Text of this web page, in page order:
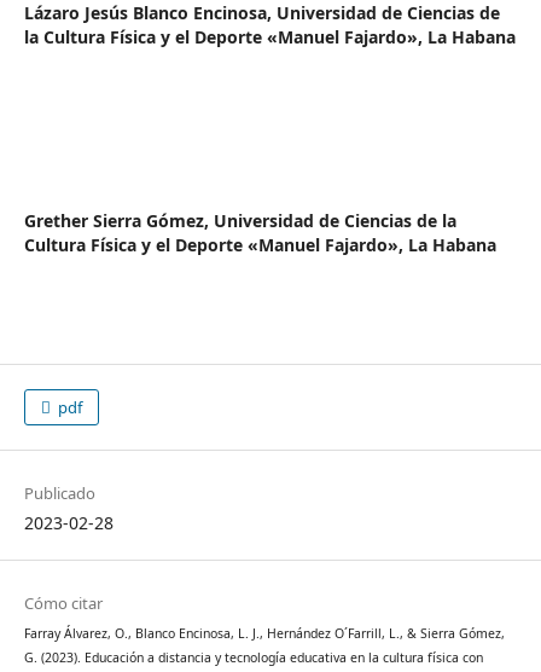
Lázaro Jesús Blanco Encinosa, Universidad de Ciencias de
la Cultura Física y el Deporte «Manuel Fajardo», La Habana
Grether Sierra Gómez, Universidad de Ciencias de la
Cultura Física y el Deporte «Manuel Fajardo», La Habana
pdf
Publicado
2023-02-28
Cómo citar
Farray Álvarez, O., Blanco Encinosa, L. J., Hernández O´Farrill, L., & Sierra Gómez,
G. (2023). Educación a distancia y tecnología educativa en la cultura física con